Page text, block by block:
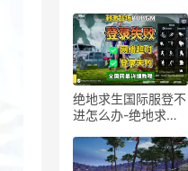
性与实用性
绝地求生国际服登不
进怎么办-绝地求生
决方法